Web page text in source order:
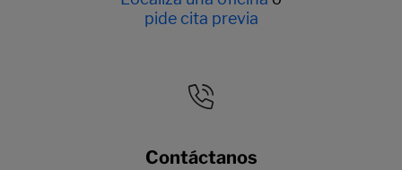
pide cita previa
Contáctanos